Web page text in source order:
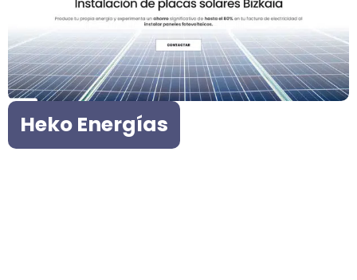
Heko Energías